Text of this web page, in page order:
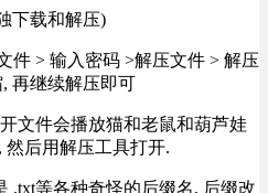
下载和解压)
件 > 输入密码 >解压文件 > 解压
再继续解压即可
文件会播放猫和老鼠和葫芦娃
然后用解压工具打开.
.txt等各种奇怪的后缀名, 后缀改